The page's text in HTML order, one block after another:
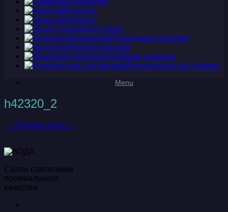
Консоли
Зеркала
Аксессуары
Полотенцесушители
Светильники
Душевые поддоны
Инженерная сантехника
Menu
h42320_2
← Previous Next →
Салон сантехники
премиального
качества